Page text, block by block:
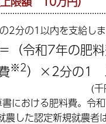
2分の1以内を支給しま
（令和7年の肥
※2）×2分の1
(
における肥料費。令
農した認定新規就農者